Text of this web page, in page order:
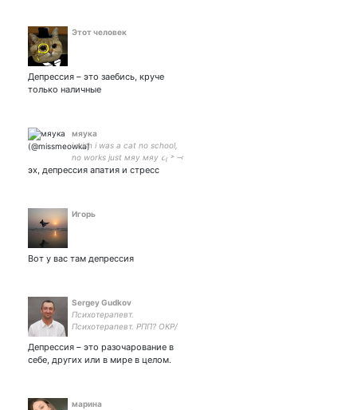
Этот человек
Депрессия – это заебись, круче
только наличные
мяука
i wish i was a cat no school,
no works just мяу мяу ૮₍ ˃ ⤙
˂ ₎ა kor/eng/kz/rus - just
эх, депрессия апатия и стресс
Игорь
Вот у вас там депрессия
Sergey Gudkov
Психотерапевт.
Психотерапевт. РПП? ОКР/
Тревоги, страхи,
депрессия? Проблемы в
Депрессия – это разочарование в
себе, других или в мире в целом.
марина